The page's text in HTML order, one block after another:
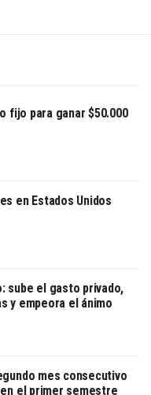
fijo para ganar $50.000
en Estados Unidos
sube el gasto privado,
y empeora el ánimo
mes consecutivo
el primer semestre